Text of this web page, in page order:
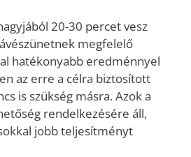
20-30 percet vesz
megfelelő
hatékonyabb eredménnyel
az erre a célra biztosított
is szükség másra. Azok a
rendelkezésére áll,
jobb teljesítményt